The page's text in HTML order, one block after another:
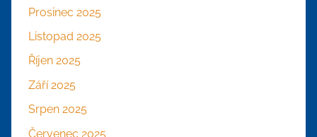
Prosinec 2025
Listopad 2025
Říjen 2025
Září 2025
Srpen 2025
Červenec 2025